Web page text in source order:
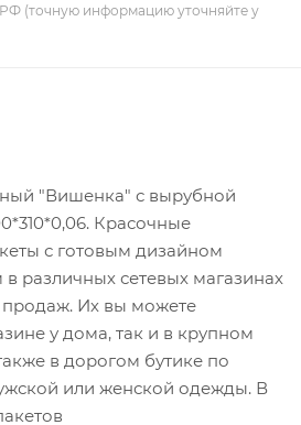
РФ (точную информацию уточняйте у
"Вишенка" с вырубной
Красочные
с готовым дизайном
различных сетевых магазинах
продаж. Их вы можете
у дома, так и в крупном
в дорогом бутике по
или женской одежды. В